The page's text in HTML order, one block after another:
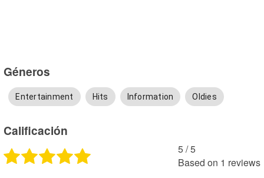
Géneros
Entertainment Hits Information Oldies
Calificación
5 /5
Based on 1 reviews